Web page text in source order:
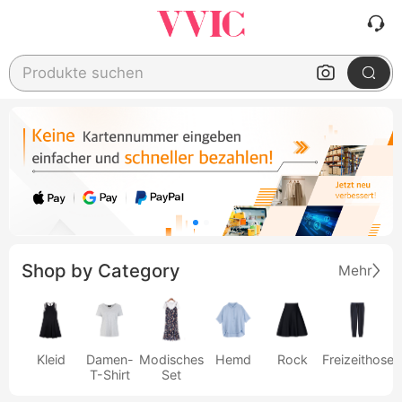
Produkte suchen
Shop by Category Mehr
Kleid
Damen-
T-Shirt
Modisches
Set
Hemd Rock Freizeithose